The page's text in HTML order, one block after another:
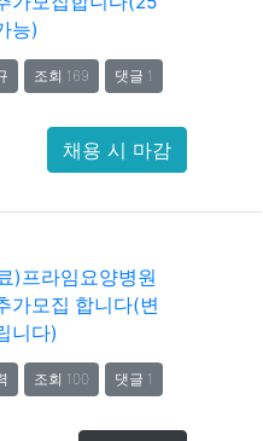
능)
조회 169
댓글 1
채용 시 마감
)프라임요양병원
가모집 합니다(변
니다)
조회 100
댓글 1